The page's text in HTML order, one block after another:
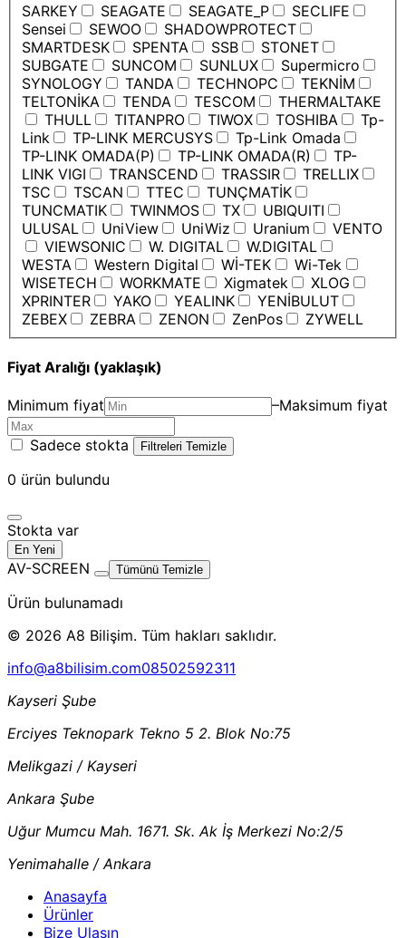
SARKEY
SEAGATE SEAGATE_P
SECLIFE
Sensei
SEWOO
SHADOWPROTECT
SMARTDESK
SPENTA SSB
STONET
SUBGATE
SUNCOM SUNLUX
Supermicro
SYNOLOGY
TANDA TECHNOPC
TEKNİM
TELTONİKA
TENDA TESCOM
THERMALTAKE
THULL
TITANPRO TIWOX TOSHIBA
Tp-
Link
TP-LINK MERCUSYS
Tp-Link Omada
TP-LINK OMADA(P)
TP-LINK OMADA(R)
TP-
LINK VIGI
TRANSCEND TRASSIR
TRELLIX
TSC
TSCAN TTEC
TUNÇMATİK
TUNCMATIK
TWINMOS TX
UBIQUITI
ULUSAL
UniView UniWiz Uranium
VENTO
VIEWSONIC
W. DIGITAL
W.DIGITAL
WESTA
Western Digital Wİ-TEK
Wi-Tek
WISETECH
WORKMATE Xigmatek
XLOG
XPRINTER
YAKO YEALINK
YENİBULUT
ZEBEX
ZEBRA ZENON ZenPos ZYWELL
Fiyat Aralığı (yaklaşık)
Minimum fiyat –Maksimum fiyat
Sadece stokta Filtreleri Temizle
0 ürün bulundu
Stokta var
En Yeni
AV-SCREEN Tümünü Temizle
Ürün bulunamadı
© 2026 A8 Bilişim. Tüm hakları saklıdır.
info@a8bilisim.com08502592311
Kayseri Şube
Erciyes Teknopark Tekno 5 2. Blok No:75
Melikgazi / Kayseri
Ankara Şube
Uğur Mumcu Mah. 1671. Sk. Ak İş Merkezi No:2/5
Yenimahalle / Ankara
Anasayfa
Ürünler
Bize Ulaşın